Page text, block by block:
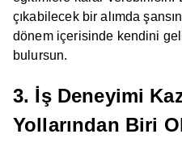
çıkabilecek bir alımda
dönem içerisinde kendini
bulursun.
3. İş Deneyimi
Yollarından Biri